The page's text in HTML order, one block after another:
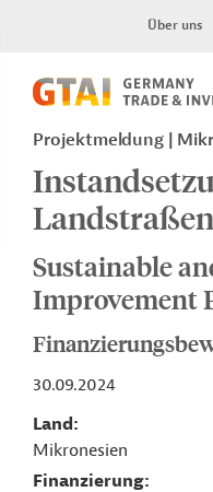
Über uns
Projektmeldung
Landstraßen
Sustainable
Improvement
30.09.2024
Land
Mikronesien
Finanzierung